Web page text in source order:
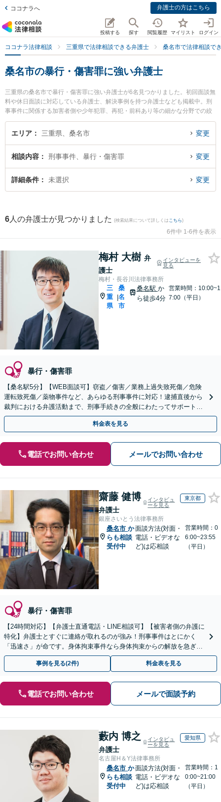
ココナラへ 弁護士の方はこちら
投稿する 探す 閲覧履歴 マイリスト ログイン
ココナラ法律相談 三重県で法律相談できる弁護士 桑名市で法律相談で
桑名市の暴行・傷害罪に強い弁護士
三重県の桑名市で暴行・傷害罪に強い弁護士が6名見つかりました。初回面談無
料や休日面談に対応している弁護士、解決事例を持つ弁護士なども掲載中。刑
事事件に関係する加害者側や少年犯罪、再犯・前科あり等の細かな分野での絞
り込み検索もでき便利です。特に梅村・長谷川法律事務所の梅村 大樹弁護士や
弁護士法人関・岸田・中村法律事務所 桑名オフィスの岸田 哲弁護士、伊勢湾総
を今すぐに弁護士に相談したい』『暴行・傷害罪のトラブル解決の実績豊富な
近くの弁護士を検索したい』『初回相談無料で暴行・傷害罪を法律相談できる
桑名市内の弁護士に相談予約したい』などでお困りの相談者さんにおすすめで
エリア 三重県、桑名市 変更
相談内容 刑事事件、暴行・傷害罪 変更
詳細条件 未選択 変更
6 人の弁護士が見つかりました (検索結果について詳しくは こちら)
6件中 1-6件を表示
梅村 大樹 弁
護士
インタビューを
見る
梅村・長谷川法律事務所
三
重
県
|
桑
名
市
桑名駅 か
ら徒歩4分
営業時間：10:00~1
7:00（平日）
暴行・傷害罪
【桑名駅5分】【WEB面談可】窃盗／傷害／業務上過失致死傷／危険
運転致死傷／薬物事件など、あらゆる刑事事件に対応！逮捕直後から
裁判における弁護活動まで、刑事手続きの全般にわたってサポートし
ます【完全個室対応】【休日・夜間相談可】
料金表を見る
電話でお問い合わせ メールでお問い合わせ
齋藤 健博
弁護士
インタビュ
ーを見る
東京都
銀座さいとう法律事務所
桑名市 か
らも相談
受付中
面談方法(対面・
電話・ビデオな
ど)は応相談
営業時間：0
6:00~23:55
（平日）
暴行・傷害罪
【24時間対応】【弁護士直通電話・LINE相談可】【被害者側の弁護に
特化】弁護士とすぐに連絡が取れるのが強み！刑事事件はとにかく
「迅速さ」が命です。身体拘束事件なら身体拘束からの解放を急ぎま
す。示談交渉はお任せください。
事例を見る(2件) 料金表を見る
電話でお問い合わせ メールで面談予約
藪内 博之
弁護士
インタビュ
ーを見る
愛知県
名古屋H＆Y法律事務所
桑名市 か
らも相談
受付中
面談方法(対面・
電話・ビデオな
ど)は応相談
営業時間：1
0:00~21:00
（平日）